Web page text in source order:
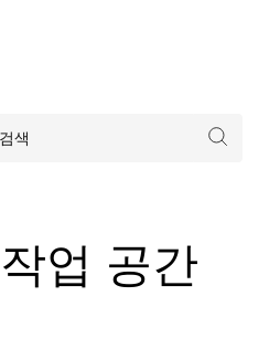
업 공간